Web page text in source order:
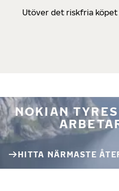
Utöver det riskfria köpet
NOKIAN
HITTA NÄRMASTE